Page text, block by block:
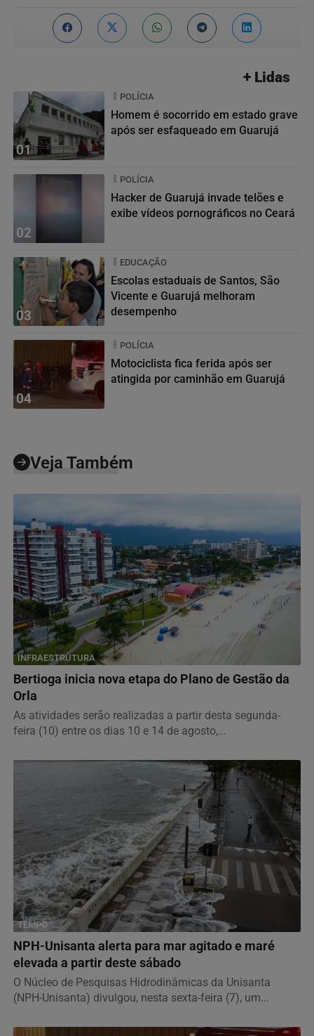
+ Lidas
01
POLÍCIA
Homem é socorrido em estado grave
após ser esfaqueado em Guarujá
02
POLÍCIA
Hacker de Guarujá invade telões e
exibe vídeos pornográficos no Ceará
03
EDUCAÇÃO
Escolas estaduais de Santos, São
Vicente e Guarujá melhoram
desempenho
04
POLÍCIA
Motociclista fica ferida após ser
atingida por caminhão em Guarujá
Veja Também
INFRAESTRUTURA
Bertioga inicia nova etapa do Plano de Gestão da
Orla
As atividades serão realizadas a partir desta segunda-
feira (10) entre os dias 10 e 14 de agosto,...
TEMPO
NPH-Unisanta alerta para mar agitado e maré
elevada a partir deste sábado
O Núcleo de Pesquisas Hidrodinâmicas da Unisanta
(NPH-Unisanta) divulgou, nesta sexta-feira (7), um...